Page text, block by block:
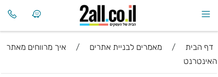
דף הבית / מאמרים לבניית אתרים /
איך מרווחים מאתר
האינטרנט